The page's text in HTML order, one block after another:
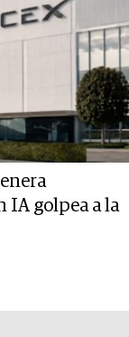
IA golpea a la